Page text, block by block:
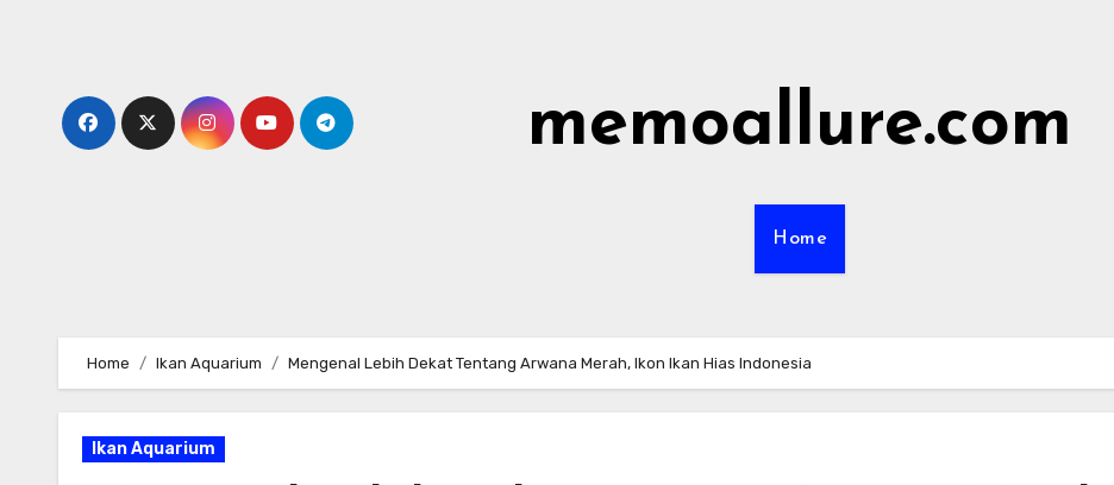
memoallure.com
Home
Home Ikan Aquarium Mengenal Lebih Dekat Tentang Arwana Merah, Ikon Ikan Hias Indonesia
Ikan Aquarium